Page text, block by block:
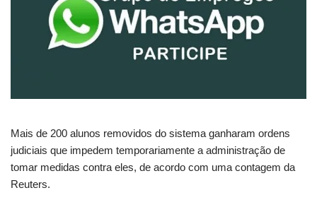
Mais de 200 alunos removidos do sistema ganharam ordens
judiciais que impedem temporariamente a administração de
tomar medidas contra eles, de acordo com uma contagem da
Reuters.